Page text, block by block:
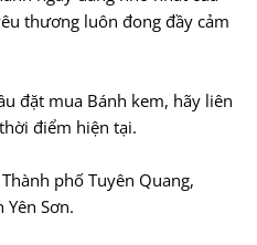
thương luôn đong đầy cảm
đặt mua Bánh kem, hãy liên
điểm hiện tại.
phố Tuyên Quang,
Sơn.